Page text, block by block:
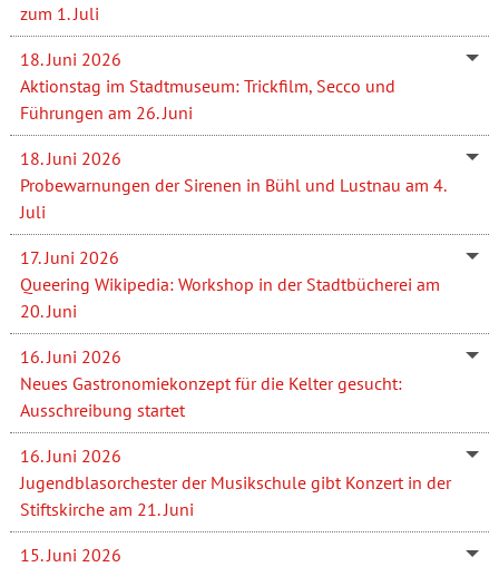
zum 1. Juli
18. Juni 2026
Aktionstag im Stadtmuseum: Trickfilm, Secco und
Führungen am 26. Juni
18. Juni 2026
Probewarnungen der Sirenen in Bühl und Lustnau am 4.
Juli
17. Juni 2026
Queering Wikipedia: Workshop in der Stadtbücherei am
20. Juni
16. Juni 2026
Neues Gastronomiekonzept für die Kelter gesucht:
Ausschreibung startet
16. Juni 2026
Jugendblasorchester der Musikschule gibt Konzert in der
Stiftskirche am 21. Juni
15. Juni 2026